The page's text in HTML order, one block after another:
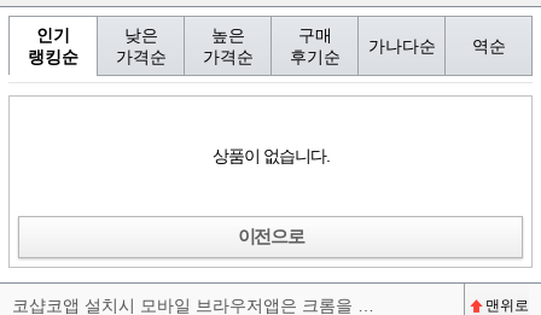
인기
랭킹순
낮은
가격순
높은
가격순
구매
후기순
가나다순 역순
상품이 없습니다.
이전으로
맨위로